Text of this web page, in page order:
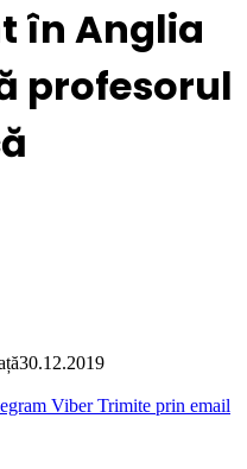
în Anglia
profesorul
30.12.2019
Viber Trimite prin email